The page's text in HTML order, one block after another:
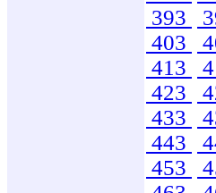
393
403
413
423
433
443
453